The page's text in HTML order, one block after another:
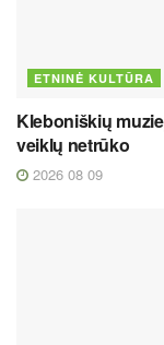
ETNINĖ KULTŪRA
Kleboniškių
veiklų netrūko
2026 08 09